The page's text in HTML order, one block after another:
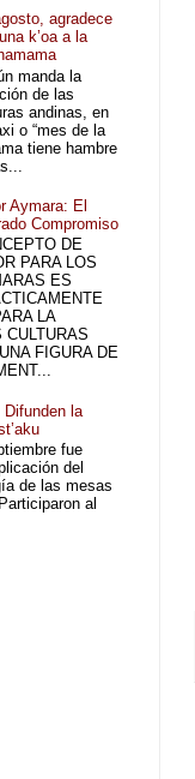
agradece
k’oa a la
manda la
de las
andinas, en
o “mes de la
tiene hambre
Aymara: El
Compromiso
DE
PARA LOS
ES
LA
CULTURAS
FIGURA DE
la
fue
del
de las mesas
al